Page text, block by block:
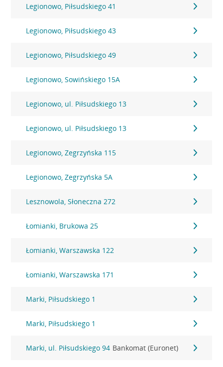
Legionowo, Piłsudskiego 41
Legionowo, Piłsudskiego 43
Legionowo, Piłsudskiego 49
Legionowo, Sowińskiego 15A
Legionowo, ul. Piłsudskiego 13
Legionowo, ul. Piłsudskiego 13
Legionowo, Zegrzyńska 115
Legionowo, Zegrzyńska 5A
Lesznowola, Słoneczna 272
Łomianki, Brukowa 25
Łomianki, Warszawska 122
Łomianki, Warszawska 171
Marki, Piłsudskiego 1
Marki, Piłsudskiego 1
Marki, ul. Piłsudskiego 94 Bankomat (Euronet)